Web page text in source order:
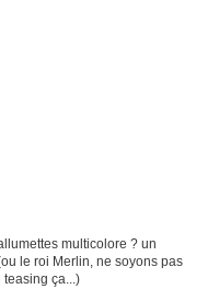
multicolore ? un
le roi Merlin, ne soyons pas
teasing ça...)